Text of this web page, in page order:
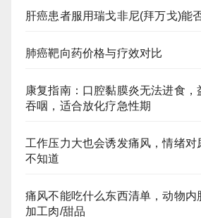
肝癌患者服用瑞戈非尼(拜万戈)能
肺癌靶向药价格与疗效对比
康复指南：口腔黏膜炎无法进食，
吞咽，适合放化疗急性期
工作压力大也会诱发痛风，情绪对
不知道
痛风不能吃什么东西清单，动物内
加工肉/甜品